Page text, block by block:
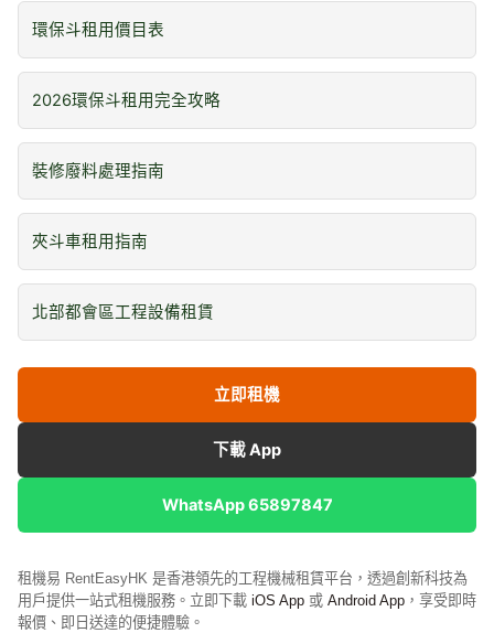
環保斗租用價目表
2026環保斗租用完全攻略
裝修廢料處理指南
夾斗車租用指南
北部都會區工程設備租賃
立即租機
下載 App
WhatsApp 65897847
租機易 RentEasyHK 是香港領先的工程機械租賃平台，透過創新科技為
用戶提供一站式租機服務。立即下載 iOS App 或 Android App ，享受即時
報價、即日送達的便捷體驗。